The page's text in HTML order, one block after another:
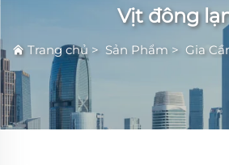
Vịt đông
Trang chủ > Sản Phẩm > Gia